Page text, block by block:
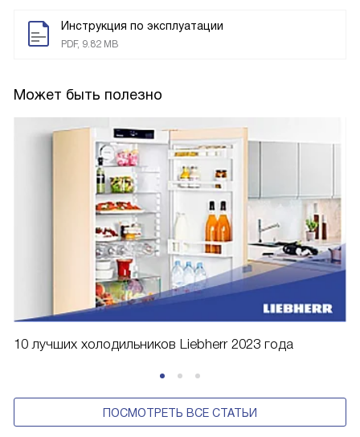
Инструкция по эксплуатации
PDF, 9.82 MB
Может быть полезно
10 лучших холодильников Liebherr 2023 года
ПОСМОТРЕТЬ ВСЕ СТАТЬИ